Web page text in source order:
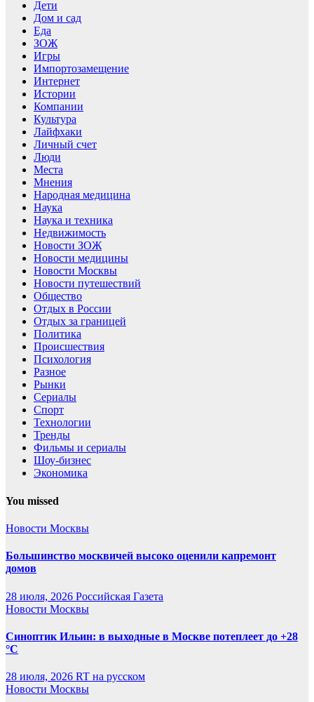
Дети
Дом и сад
Еда
ЗОЖ
Игры
Импортозамещение
Интернет
Истории
Компании
Культура
Лайфхаки
Личный счет
Люди
Места
Мнения
Народная медицина
Наука
Наука и техника
Недвижимость
Новости ЗОЖ
Новости медицины
Новости Москвы
Новости путешествий
Общество
Отдых в России
Отдых за границей
Политика
Происшествия
Психология
Разное
Рынки
Сериалы
Спорт
Технологии
Тренды
Фильмы и сериалы
Шоу-бизнес
Экономика
You missed
Новости Москвы
Большинство москвичей высоко оценили капремонт
домов
28 июля, 2026 Российская Газета
Новости Москвы
Синоптик Ильин: в выходные в Москве потеплеет до +28
°C
28 июля, 2026 RT на русском
Новости Москвы